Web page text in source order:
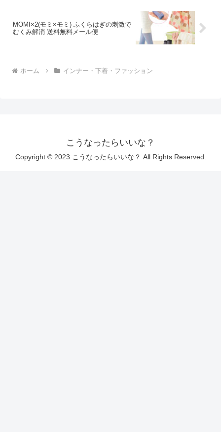
MOMI×2(モミ×モミ) ふくらはぎの刺激で
むくみ解消 送料無料メール便
ホーム インナー・下着・ファッション
こうなったらいいな？
Copyright © 2023 こうなったらいいな？ All Rights Reserved.